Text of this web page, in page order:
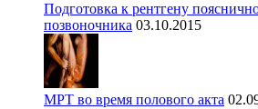
Подготовка к рентгену
позвоночника 03.10.2015
МРТ во время полового акта